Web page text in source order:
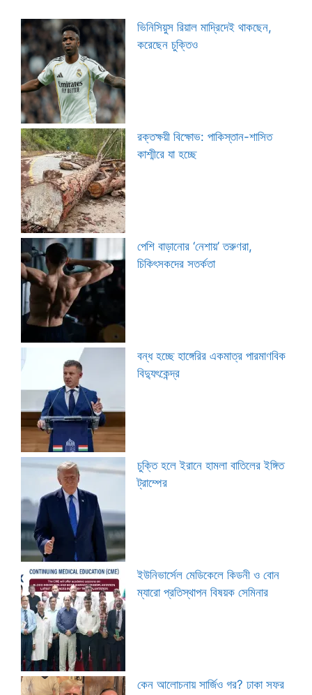
ভিনিসিয়ুস রিয়াল মাদ্রিদেই থাকছেন,
করেছেন চুক্তিও
রক্তক্ষয়ী বিক্ষোভ: পাকিস্তান-শাসিত
কাশ্মীরে যা হচ্ছে
পেশি বাড়ানোর ‘নেশায়’ তরুণরা,
চিকিৎসকদের সতর্কতা
বন্ধ হচ্ছে হাঙ্গেরির একমাত্র পারমাণবিক
বিদ্যুৎকেন্দ্র
চুক্তি হলে ইরানে হামলা বাতিলের ইঙ্গিত
ট্রাম্পের
ইউনিভার্সেল মেডিকেলে কিডনী ও বোন
ম্যারো প্রতিস্থাপন বিষয়ক সেমিনার
কেন আলোচনায় সার্জিও গর? ঢাকা সফর